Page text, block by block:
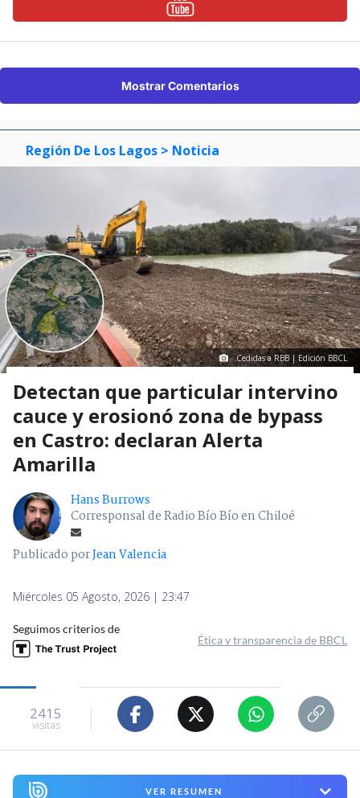
Mostrar Comentarios
Región De Los Lagos > Noticia
Cedidas a RBB | Edición BBCL
Detectan que particular intervino
cauce y erosionó zona de bypass
en Castro: declaran Alerta
Amarilla
Hans Burrows
Corresponsal de Radio Bío Bío en Chiloé
Publicado porJean Valencia
Miércoles 05 Agosto, 2026 | 23:47
Seguimos criterios de
Ética y transparencia de BBCL
2415
visitas
VER RESUMEN